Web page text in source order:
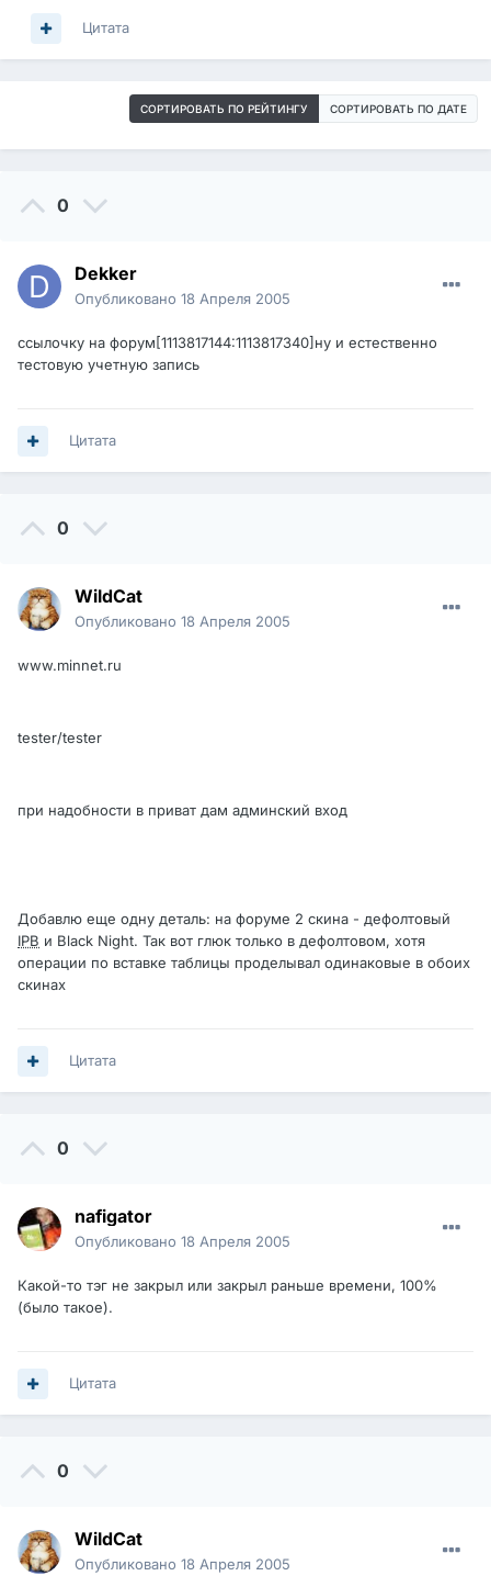
Цитата
СОРТИРОВАТЬ ПО РЕЙТИНГУ СОРТИРОВАТЬ ПО ДАТЕ
0
Dekker
Опубликовано 18 Апреля 2005
ссылочку на форум[1113817144:1113817340]ну и естественно
тестовую учетную запись
Цитата
0
WildCat
Опубликовано 18 Апреля 2005
www.minnet.ru
tester/tester
при надобности в приват дам админский вход
Добавлю еще одну деталь: на форуме 2 скина - дефолтовый
IPB и Black Night. Так вот глюк только в дефолтовом, хотя
операции по вставке таблицы проделывал одинаковые в обоих
скинах
Цитата
0
nafigator
Опубликовано 18 Апреля 2005
Какой-то тэг не закрыл или закрыл раньше времени, 100%
(было такое).
Цитата
0
WildCat
Опубликовано 18 Апреля 2005